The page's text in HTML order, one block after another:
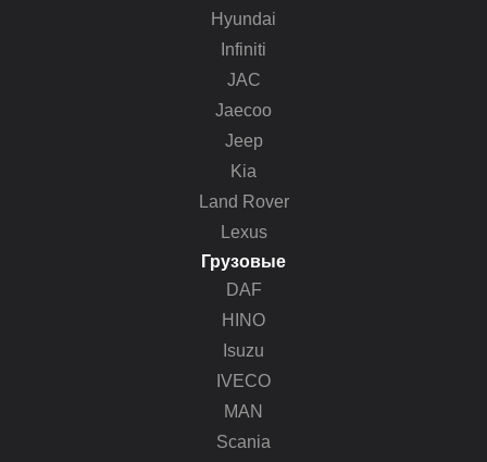
Hyundai
Infiniti
JAC
Jaecoo
Jeep
Kia
Land Rover
Lexus
Грузовые
DAF
HINO
Isuzu
IVECO
MAN
Scania